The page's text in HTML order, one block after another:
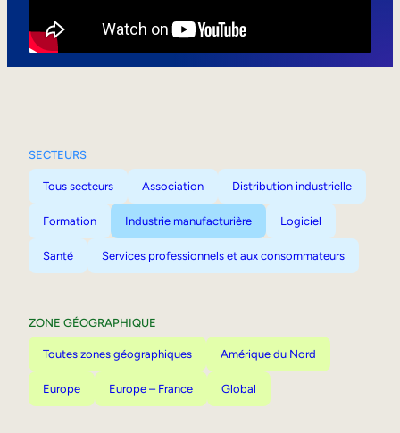
SECTEURS
Tous secteurs Association Distribution industrielle
Formation Industrie manufacturière Logiciel
Santé Services professionnels et aux consommateurs
ZONE GÉOGRAPHIQUE
Toutes zones géographiques Amérique du Nord
Europe Europe – France Global